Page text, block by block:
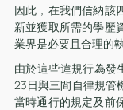
因此，在我們信納該
新並獲取所需的學歷
業界是必要且合理的
由於這些違規行為發
23日與三間自律規管
當時通行的規定及前